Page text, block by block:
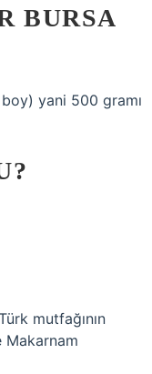
BURSA
yani 500 gramı
mutfağının
Makarnam